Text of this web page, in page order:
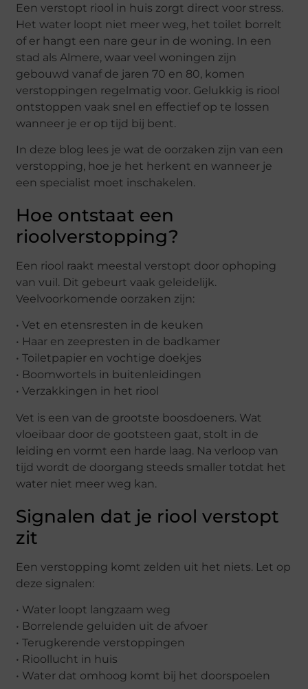
Een verstopt riool in huis zorgt direct voor stress.
Het water loopt niet meer weg, het toilet borrelt
of er hangt een nare geur in de woning. In een
stad als Almere, waar veel woningen zijn
gebouwd vanaf de jaren 70 en 80, komen
verstoppingen regelmatig voor. Gelukkig is riool
ontstoppen vaak snel en effectief op te lossen
wanneer je er op tijd bij bent.
In deze blog lees je wat de oorzaken zijn van een
verstopping, hoe je het herkent en wanneer je
een specialist moet inschakelen.
Hoe ontstaat een
rioolverstopping?
Een riool raakt meestal verstopt door ophoping
van vuil. Dit gebeurt vaak geleidelijk.
Veelvoorkomende oorzaken zijn:
• Vet en etensresten in de keuken
• Haar en zeepresten in de badkamer
• Toiletpapier en vochtige doekjes
• Boomwortels in buitenleidingen
• Verzakkingen in het riool
Vet is een van de grootste boosdoeners. Wat
vloeibaar door de gootsteen gaat, stolt in de
leiding en vormt een harde laag. Na verloop van
tijd wordt de doorgang steeds smaller totdat het
water niet meer weg kan.
Signalen dat je riool verstopt
zit
Een verstopping komt zelden uit het niets. Let op
deze signalen:
• Water loopt langzaam weg
• Borrelende geluiden uit de afvoer
• Terugkerende verstoppingen
• Rioollucht in huis
• Water dat omhoog komt bij het doorspoelen